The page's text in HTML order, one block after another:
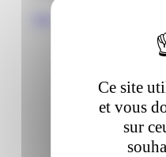
Ce site
et vous
sur